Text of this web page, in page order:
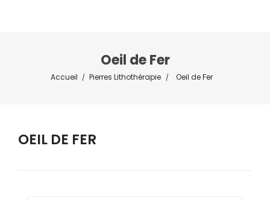
Oeil de Fer
Accueil Pierres Lithothérapie Oeil de Fer
OEIL DE FER